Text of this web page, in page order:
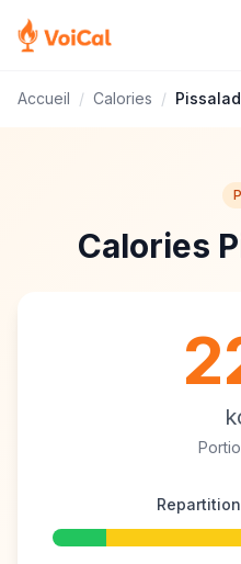
Accueil / Calories /
Calories